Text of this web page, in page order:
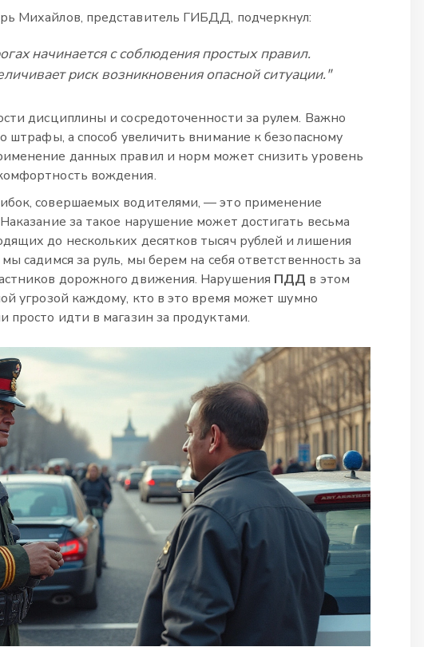
Михайлов, представитель ГИБДД, подчеркнул:
начинается с соблюдения простых правил.
риск возникновения опасной ситуации."
дисциплины и сосредоточенности за рулем. Важно
штрафы, а способ увеличить внимание к безопасному
данных правил и норм может снизить уровень
вождения.
совершаемых водителями, — это применение
за такое нарушение может достигать весьма
до нескольких десятков тысяч рублей и лишения
садимся за руль, мы берем на себя ответственность за
дорожного движения. Нарушения ПДД в этом
угрозой каждому, кто в это время может шумно
просто идти в магазин за продуктами.